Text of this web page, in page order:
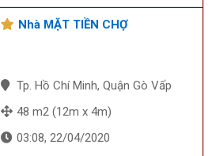
Nhà MẶT TIỀN CHỢ
Tp. Hồ Chí Minh, Quận Gò Vấp
48 m2 (12m x 4m)
03:08, 22/04/2020